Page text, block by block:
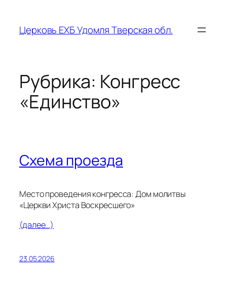
содержимому
Церковь ЕХБ Удомля Тверская обл.
Рубрика: Конгресс
«Единство»
Схема проезда
Место проведения конгресса: Дом молитвы
«Церкви Христа Воскресшего»
(далее…)
23.05.2026